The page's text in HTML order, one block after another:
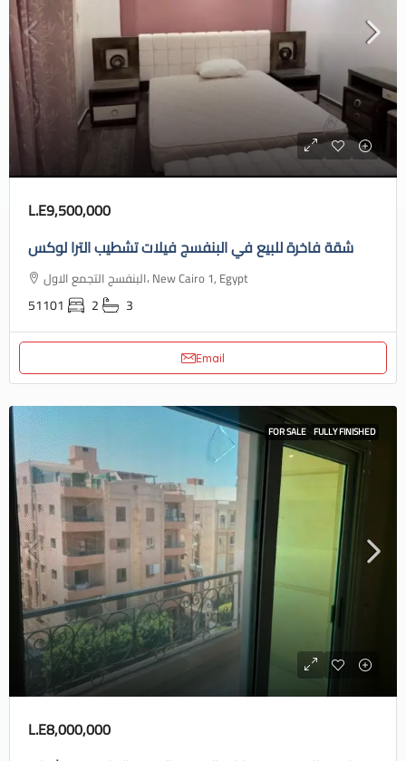
L.E9,500,000
شقة فاخرة للبيع في البنفسج فيلات تشطيب الترا لوكس
البنفسج التجمع الاول، New Cairo 1, Egypt
51101 2 3
Email
FOR SALE FULLY FINISHED
L.E8,000,000